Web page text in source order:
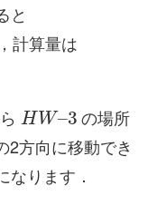
と
計算量は
の場所
2方向に移動でき
なります．